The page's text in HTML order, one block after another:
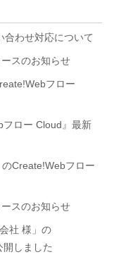
合わせ対応について
スのお知らせ
フロー
ロー Cloud』最新
のCreate!Webフロー
スのお知らせ
社 様」の
しました